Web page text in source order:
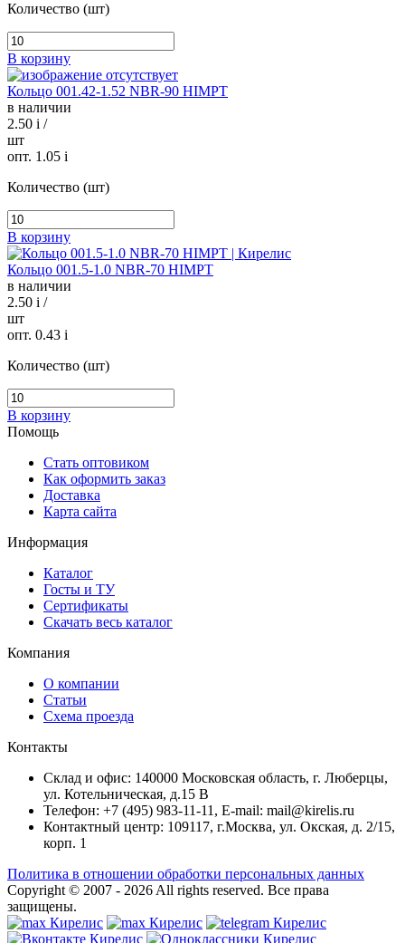
Количество (шт)
В корзину
Кольцо 001.42-1.52 NBR-90 HIMPT
в наличии
2.50 i /
шт
опт. 1.05 i
Количество (шт)
В корзину
Кольцо 001.5-1.0 NBR-70 HIMPT
в наличии
2.50 i /
шт
опт. 0.43 i
Количество (шт)
В корзину
Помощь
Стать оптовиком
Как оформить заказ
Доставка
Карта сайта
Информация
Каталог
Госты и ТУ
Сертификаты
Скачать весь каталог
Компания
О компании
Статьи
Схема проезда
Контакты
Склад и офис: 140000 Московская область, г. Люберцы,
ул. Котельническая, д.15 В
Телефон: +7 (495) 983-11-11, Е-mail: mail@kirelis.ru
Контактный центр: 109117, г.Москва, ул. Окская, д. 2/15,
корп. 1
Политика в отношении обработки персональных данных
Copyright © 2007 - 2026 All rights reserved. Все права
защищены.